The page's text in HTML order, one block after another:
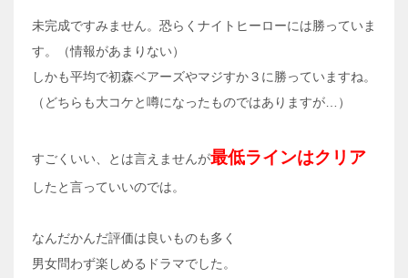
未完成ですみません。恐らくナイトヒーローには勝っていま
す。（情報があまりない）
しかも平均で初森ベアーズやマジすか３に勝っていますね。
（どちらも大コケと噂になったものではありますが…）
すごくいい、とは言えませんが最低ラインはクリア
したと言っていいのでは。
なんだかんだ評価は良いものも多く
男女問わず楽しめるドラマでした。